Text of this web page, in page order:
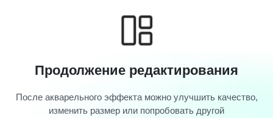
Продолжение редактирования
После акварельного эффекта можно улучшить качество,
изменить размер или попробовать другой